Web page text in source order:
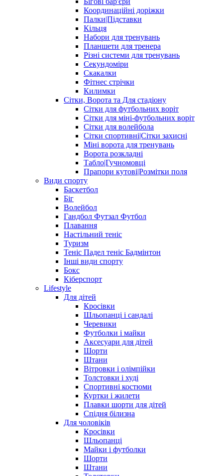
Координаційні доріжки
Палки|Підставки
Кільця
Набори для тренувань
Планшети для тренера
Різні системи для тренувань
Секундоміри
Скакалки
Фітнес стрічки
Килимки
Сітки, Ворота та Для стадіону
Сітки для футбольних воріт
Сітки для міні-футбольних воріт
Сітки для волейбола
Сітки спортивні|Cітки захисні
Міні ворота для тренувань
Ворота розкладні
Табло|Гучномовці
Прапори кутові|Розмітки поля
Види спорту
Баскетбол
Біг
Волейбол
Гандбол Футзал Футбол
Плавання
Настільний теніс
Туризм
Теніс Падел теніс Бадмінтон
Інші види спорту
Бокс
Кіберспорт
Lifestyle
Для дітей
Кросівки
Шльопанці і сандалі
Черевики
Футболки і майки
Аксесуари для дітей
Шорти
Штани
Вітровки і олімпійки
Толстовки і худі
Спортивні костюми
Куртки і жилети
Плавки шорти для дітей
Спідня білизна
Для чоловіків
Кросівки
Шльопанці
Майки і футболки
Шорти
Штани